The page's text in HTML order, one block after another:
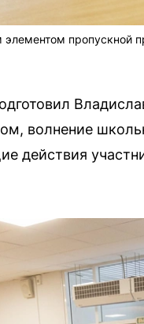
элементом пропускной
волнение
действия